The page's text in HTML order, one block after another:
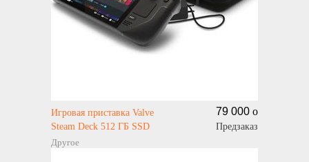
Игровая приставка Valve
Steam Deck 512 ГБ SSD
Другое
79 000 o
Предзаказ